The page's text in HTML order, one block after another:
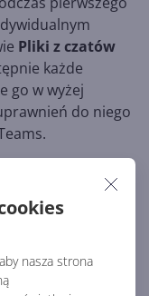
nasza strona
Pliki z czatów
każde
go w wyżej
do niego